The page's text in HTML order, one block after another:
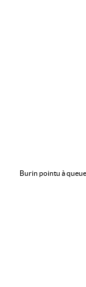
burin pointu à queue six pans 28 mm 400 mm burin pointu, auto-affûtant -